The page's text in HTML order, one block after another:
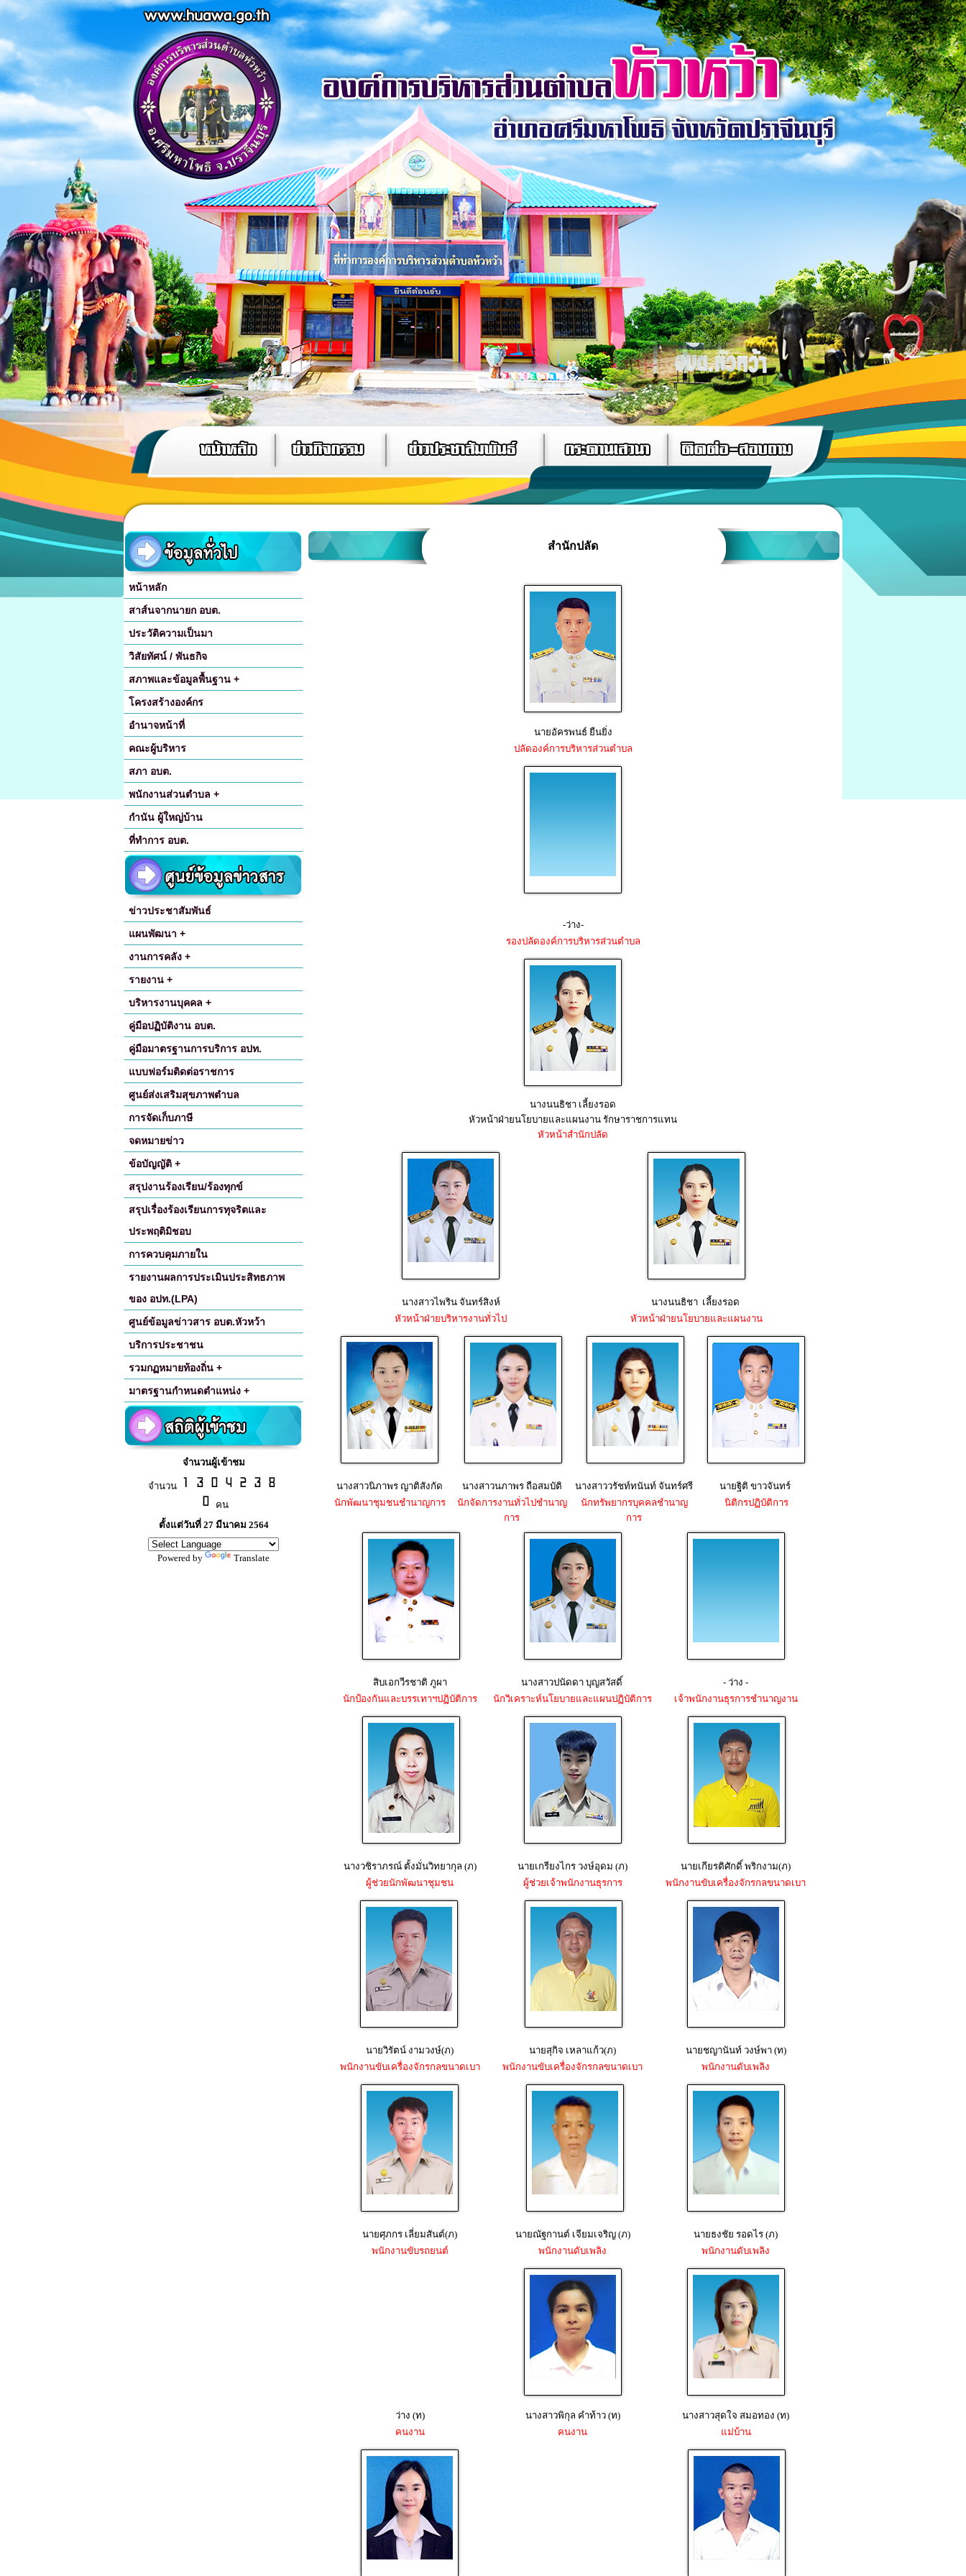
หน้าหลัก
สาส์นจากนายก อบต.
ประวัติความเป็นมา
วิสัยทัศน์ / พันธกิจ
สภาพและข้อมูลพื้นฐาน +
โครงสร้างองค์กร
อำนาจหน้าที่
คณะผู้บริหาร
สภา อบต.
พนักงานส่วนตำบล +
กำนัน ผู้ใหญ่บ้าน
ที่ทำการ อบต.
ข่าวประชาสัมพันธ์
แผนพัฒนา +
งานการคลัง +
รายงาน +
บริหารงานบุคคล +
คู่มือปฏิบัติงาน อบต.
คู่มือมาตรฐานการบริการ อปท.
แบบฟอร์มติดต่อราชการ
ศูนย์ส่งเสริมสุขภาพตำบล
การจัดเก็บภาษี
จดหมายข่าว
ข้อบัญญัติ +
สรุปงานร้องเรียน/ร้องทุกข์
สรุปเรื่องร้องเรียนการทุจริตและ
ประพฤติมิชอบ
การควบคุมภายใน
รายงานผลการประเมินประสิทธภาพ
ของ อปท.(LPA)
ศูนย์ข้อมูลข่าวสาร อบต.หัวหว้า
บริการประชาชน
รวมกฏหมายท้องถิ่น +
มาตรฐานกำหนดตำแหน่ง +
จำนวนผู้เข้าชม
จำนวน
คน
ตั้งแต่วันที่ 27 มีนาคม 2564
Powered by Translate
สำนักปลัด
นายอัครพนธ์ ยืนยิ่ง
ปลัดองค์การบริหารส่วนตำบล
-ว่าง-
รองปลัดองค์การบริหารส่วนตำบล
นางนนธิชา เลี้ยงรอด
หัวหน้าฝ่ายนโยบายและแผนงาน รักษาราชการแทน
หัวหน้าสำนักปลัด
นางสาวไพริน จันทร์สิงห์
นางนนธิชา เลี้ยงรอด
หัวหน้าฝ่ายบริหารงานทั่วไป
หัวหน้าฝ่ายนโยบายและแผนงาน
นางสาวนิภาพร ญาติสังกัด นางสาวนภาพร ถือสมบัติ นางสาววรัชท์ทนันท์ จันทร์ศรี
นายฐิติ ขาวจันทร์
นักพัฒนาชุมชนชำนาญการ
นักจัดการงานทั่วไปชำนาญ
การ
นักทรัพยากรบุคคลชำนาญ
การ
นิติกรปฏิบัติการ
สิบเอกวีรชาติ ภูผา นางสาวปนัดดา บุญสวัสดิ์
- ว่าง -
นักป้องกันและบรรเทาฯปฏิบัติการ
นักวิเคราะห์นโยบายและแผนปฏิบัติการ เจ้าพนักงานธุรการชำนาญงาน
นางวชิราภรณ์ ตั้งมั่นวิทยากุล (ภ) นายเกรียงไกร วงษ์อุดม (ภ)
นายเกียรติศักดิ์ พริกงาม(ภ)
ผู้ช่วยนักพัฒนาชุมชน
ผู้ช่วยเจ้าพนักงานธุรการ พนักงานขับเครื่องจักรกลขนาดเบา
นายวิรัตน์ งามวงษ์(ภ) นายสุกิจ เหลาแก้ว(ภ)
นายชญานันท์ วงษ์พา (ท)
พนักงานขับเครื่องจักรกลขนาดเบา
พนักงานขับเครื่องจักรกลขนาดเบา พนักงานดับเพลิง
นายศุภกร เลี่ยมสันต์(ภ) นายณัฐกานต์ เจียมเจริญ (ภ)
นายธงชัย รอดไร (ภ)
พนักงานขับรถยนต์
พนักงานดับเพลิง พนักงานดับเพลิง
ว่าง (ท) นางสาวพิกุล คำท้าว (ท)
นางสาวสุดใจ สมอทอง (ท)
คนงาน
คนงาน แม่บ้าน